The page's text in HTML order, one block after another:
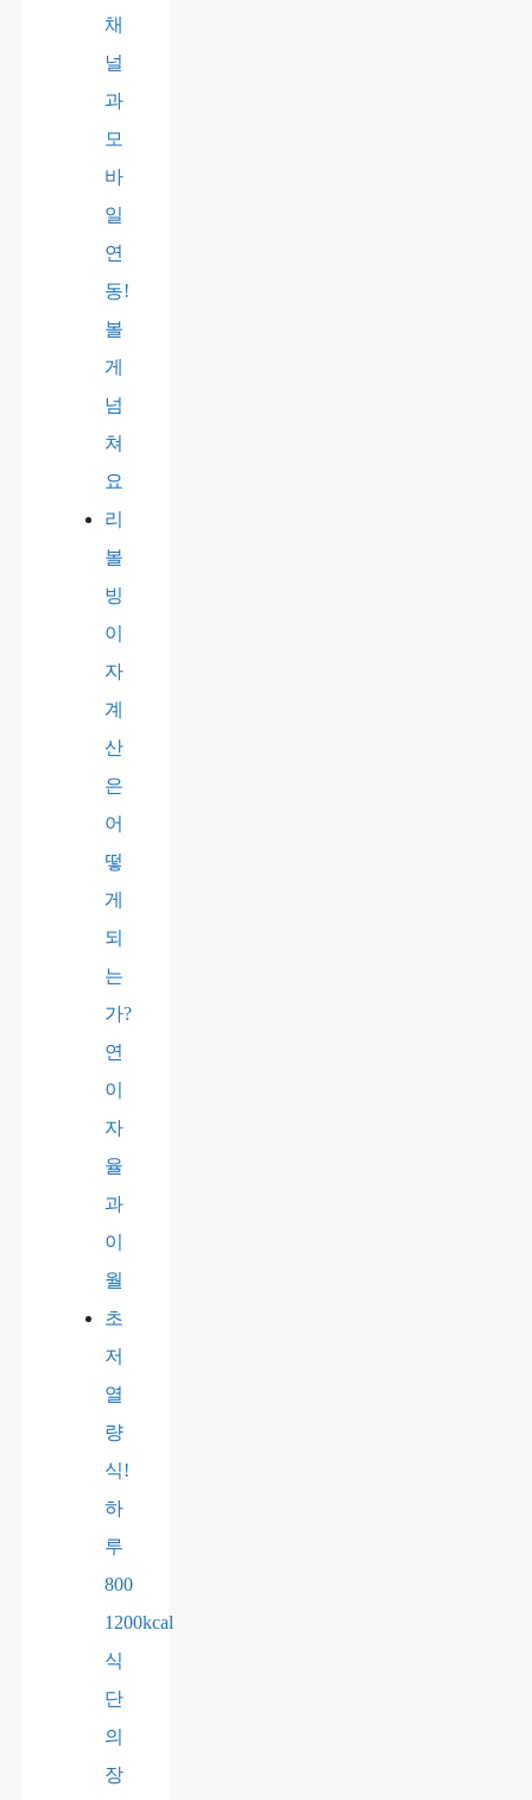
채
널
과
모
바
일
연
동!
볼
게
넘
쳐
요
리
볼
빙
이
자
계
산
은
어
떻
게
되
는
가?
연
이
자
율
과
이
월
초
저
열
량
식!
하
루
800
1200kcal
식
단
의
장